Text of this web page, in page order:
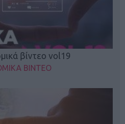
βίντεο vol19
ΒΙΝΤΕΟ